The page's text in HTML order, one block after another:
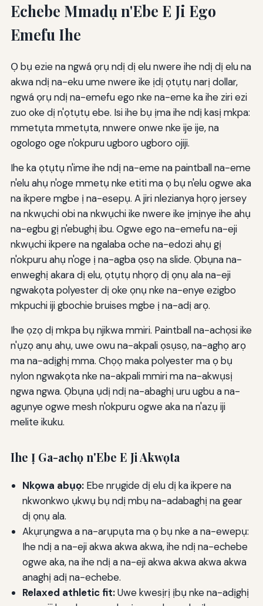
Echebe Mmadụ n'Ebe E Ji Ego
Emefu Ihe
Ọ bụ ezie na ngwá ọrụ ndị dị elu nwere ihe ndị dị elu na
akwa ndị na-eku ume nwere ike ịdị ọtụtụ narị dollar,
ngwá ọrụ ndị na-emefu ego nke na-eme ka ihe ziri ezi
zuo oke dị n'ọtụtụ ebe. Isi ihe bụ ịma ihe ndị kasị mkpa:
mmetụta mmetụta, nnwere onwe nke ije ije, na
ogologo oge n'okpuru ugboro ugboro ojiji.
Ihe ka ọtụtụ n'ime ihe ndị na-eme na paintball na-eme
n'elu ahụ n'oge mmetụ nke etiti ma ọ bụ n'elu ogwe aka
na ikpere mgbe ị na-esepụ. A jiri nlezianya họrọ jersey
na nkwụchi obi na nkwụchi ike nwere ike ịmịnye ihe ahụ
na-egbu gị n'ebughị ibu. Ogwe ego na-emefu na-eji
nkwụchi ikpere na ngalaba oche na-edozi ahụ gị
n'okpuru ahụ n'oge ị na-agba ọsọ na slide. Ọbụna na-
enweghị akara dị elu, ọtụtụ nhọrọ dị ọnụ ala na-eji
ngwakọta polyester dị oke ọnụ nke na-enye ezigbo
mkpuchi iji gbochie bruises mgbe ị na-adị arọ.
Ihe ọzọ dị mkpa bụ njikwa mmiri. Paintball na-achọsi ike
n'ụzọ anụ ahụ, uwe owu na-akpali ọsụsọ, na-aghọ arọ
ma na-adịghị mma. Chọọ maka polyester ma ọ bụ
nylon ngwakọta nke na-akpali mmiri ma na-akwụsị
ngwa ngwa. Ọbụna ụdị ndị na-abaghị uru ugbu a na-
agụnye ogwe mesh n'okpuru ogwe aka na n'azụ iji
melite ikuku.
Ihe Ị Ga-achọ n'Ebe E Ji Akwọta
Nkọwa abụọ: Ebe nrụgide dị elu dị ka ikpere na
nkwonkwo ụkwụ bụ ndị mbụ na-adabaghị na gear
dị ọnụ ala.
Akụrụngwa a na-arụpụta ma ọ bụ nke a na-ewepụ:
Ihe ndị a na-eji akwa akwa akwa, ihe ndị na-echebe
ogwe aka, na ihe ndị a na-eji akwa akwa akwa akwa
anaghị adị na-echebe.
Relaxed athletic fit:Uwe kwesịrị ịbụ nke na-adịghị